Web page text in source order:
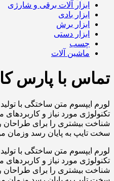
ابزار آلات برقی و شارژی
ابزار بادی
ابزار برش
ابزار دستی
چسب
ماشین آلات
تماس با پارس
لورم ایپسوم متن ساختگی با
تکنولوژی مورد نیاز و
شناخت بیشتری را برای طراحان
سخت تایپ به پایان رسد وزمان
لورم ایپسوم متن ساختگی با
تکنولوژی مورد نیاز و
شناخت بیشتری را برای طراحان